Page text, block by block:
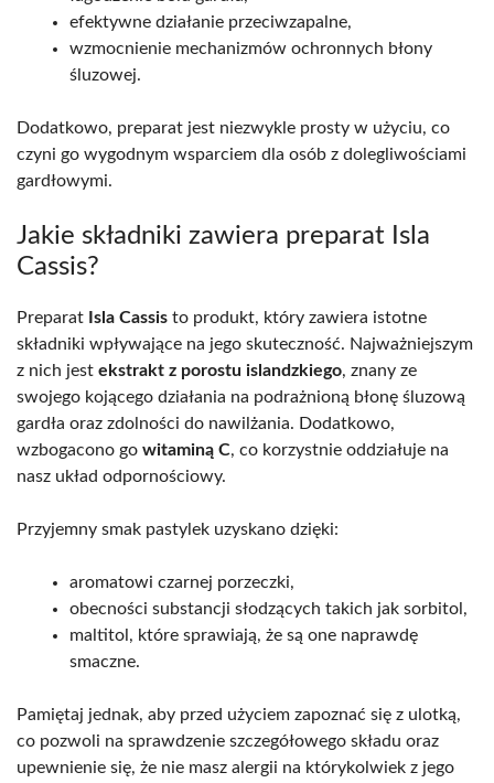
efektywne działanie przeciwzapalne,
wzmocnienie mechanizmów ochronnych błony
śluzowej.
Dodatkowo, preparat jest niezwykle prosty w użyciu, co
czyni go wygodnym wsparciem dla osób z dolegliwościami
gardłowymi.
Jakie składniki zawiera preparat Isla
Cassis?
Preparat Isla Cassis to produkt, który zawiera istotne
składniki wpływające na jego skuteczność. Najważniejszym
z nich jest ekstrakt z porostu islandzkiego, znany ze
swojego kojącego działania na podrażnioną błonę śluzową
gardła oraz zdolności do nawilżania. Dodatkowo,
wzbogacono go witaminą C, co korzystnie oddziałuje na
nasz układ odpornościowy.
Przyjemny smak pastylek uzyskano dzięki:
aromatowi czarnej porzeczki,
obecności substancji słodzących takich jak sorbitol,
maltitol, które sprawiają, że są one naprawdę
smaczne.
Pamiętaj jednak, aby przed użyciem zapoznać się z ulotką,
co pozwoli na sprawdzenie szczegółowego składu oraz
upewnienie się, że nie masz alergii na którykolwiek z jego